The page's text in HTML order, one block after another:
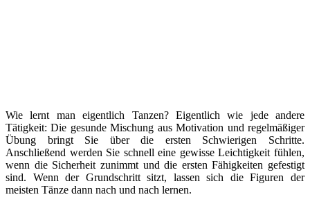
Wie lernt man eigentlich Tanzen? Eigentlich wie jede andere
Tätigkeit: Die gesunde Mischung aus Motivation und regelmäßiger
Übung bringt Sie über die ersten Schwierigen Schritte.
Anschließend werden Sie schnell eine gewisse Leichtigkeit fühlen,
wenn die Sicherheit zunimmt und die ersten Fähigkeiten gefestigt
sind. Wenn der Grundschritt sitzt, lassen sich die Figuren der
meisten Tänze dann nach und nach lernen.